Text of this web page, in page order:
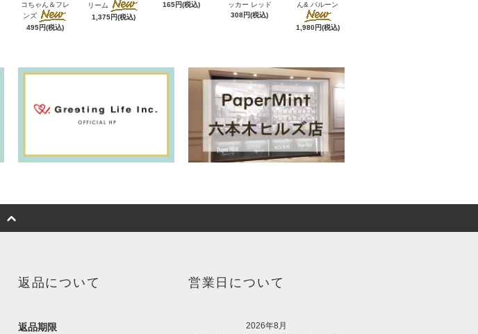
コちゃん＆フレ
ンズ
495円(税込)
リーム
1,375円(税込)
165円(税込)
ッカー レッド
308円(税込)
ん& バルーン
1,980円(税込)
返品について
返品期限
営業日について
2026年8月